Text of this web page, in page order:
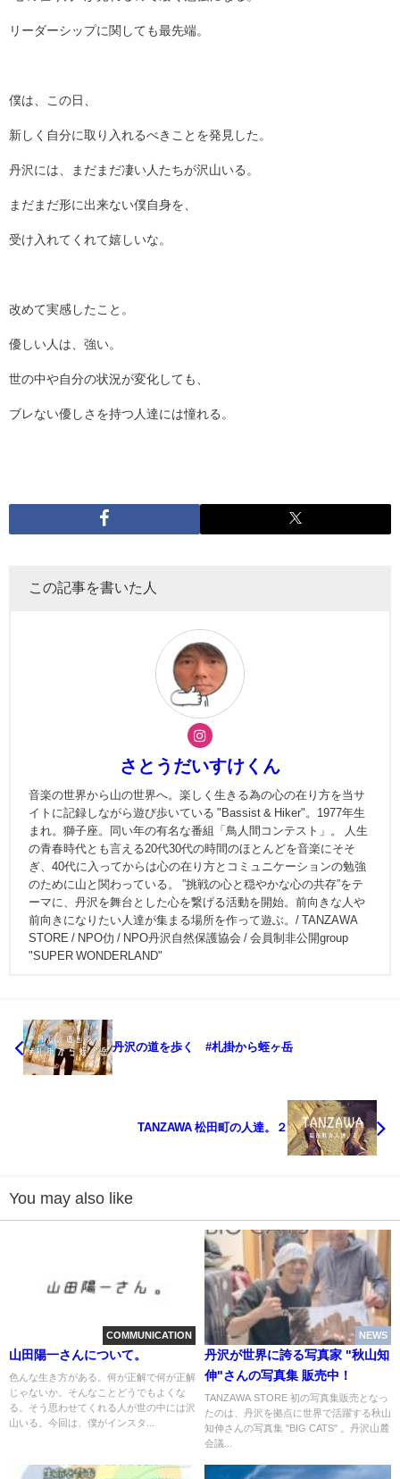
リーダーシップに関しても最先端。
僕は、この日、
新しく自分に取り入れるべきことを発見した。
丹沢には、まだまだ凄い人たちが沢山いる。
まだまだ形に出来ない僕自身を、
受け入れてくれて嬉しいな。
改めて実感したこと。
優しい人は、強い。
世の中や自分の状況が変化しても、
ブレない優しさを持つ人達には憧れる。
この記事を書いた人
さとうだいすけくん
音楽の世界から山の世界へ。楽しく生きる為の心の在り方を当サ
イトに記録しながら遊び歩いている "Bassist & Hiker"。1977年生
まれ。獅子座。同い年の有名な番組「鳥人間コンテスト」。 人生
の青春時代とも言える20代30代の時間のほとんどを音楽にそそ
ぎ、40代に入ってからは心の在り方とコミュニケーションの勉強
のために山と関わっている。 ”挑戦の心と穏やかな心の共存”をテ
ーマに、丹沢を舞台とした心を繋げる活動を開始。前向きな人や
前向きになりたい人達が集まる場所を作って遊ぶ。/ TANZAWA
STORE / NPO仂 / NPO丹沢自然保護協会 / 会員制非公開group
"SUPER WONDERLAND"
丹沢の道を歩く #札掛から蛭ヶ岳
TANZAWA 松田町の人達。２
You may also like
COMMUNICATION
山田陽一さんについて。
色んな生き方がある。何が正解で何が正解
じゃないか。そんなことどうでもよくな
る。そう思わせてくれる人が世の中には沢
山いる。今回は、僕がインスタ...
NEWS
丹沢が世界に誇る写真家 "秋山知
伸"さんの写真集 販売中！
TANZAWA STORE 初の写真集販売となっ
たのは、丹沢を拠点に世界で活躍する秋山
知伸さんの写真集 "BIG CATS" 。丹沢山麓
会議...